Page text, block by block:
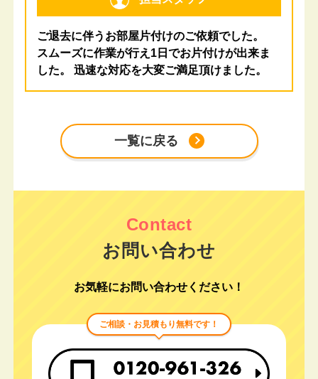
ご退去に伴うお部屋片付けのご依頼でした。
スムーズに作業が行え1日でお片付けが出来ま
した。 迅速な対応を大変ご満足頂けました。
一覧に戻る
お問い合わせ
お気軽にお問い合わせください！
ご相談・お見積もり無料です！